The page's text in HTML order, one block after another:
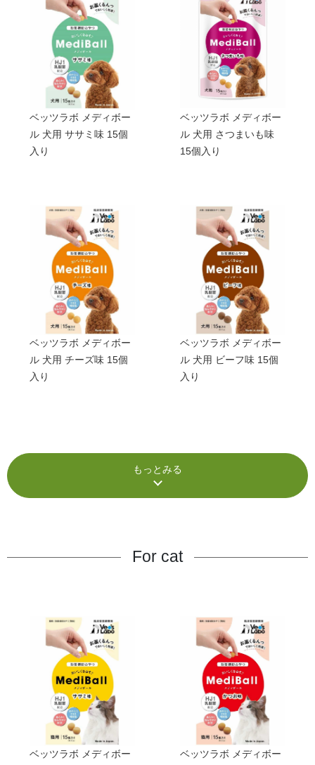
ベッツラボ メディボー
ル 犬用 ササミ味 15個
入り
ベッツラボ メディボー
ル 犬用 さつまいも味
15個入り
ベッツラボ メディボー
ル 犬用 チーズ味 15個
入り
ベッツラボ メディボー
ル 犬用 ビーフ味 15個
入り
もっとみる
For cat
ベッツラボ メディボー
ベッツラボ メディボー